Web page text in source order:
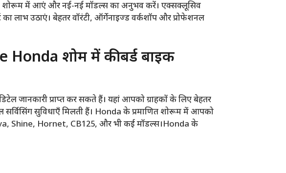
में आएं और नई-नई मॉडल्स का अनुभव करें। एक्सक्लूसिव
का लाभ उठाएं। बेहतर वॉरंटी, ऑर्गेनाइज्ड वर्कशॉप और प्रोफेशनल
शोरूम में कीबर्ड बाइक
जानकारी प्राप्त कर सकते हैं। यहां आपको ग्राहकों के लिए बेहतर
सर्विसिंग सुविधाएँ मिलती हैं। Honda के प्रमाणित शोरूम में आपको
Shine, Hornet, CB125, और भी कई मॉडल्स।Honda के